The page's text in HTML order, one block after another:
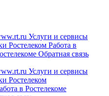
Услуги и сервисы
Ростелеком Работа в
Обратная связь
Услуги и сервисы
Ростелеком
в Ростелекоме